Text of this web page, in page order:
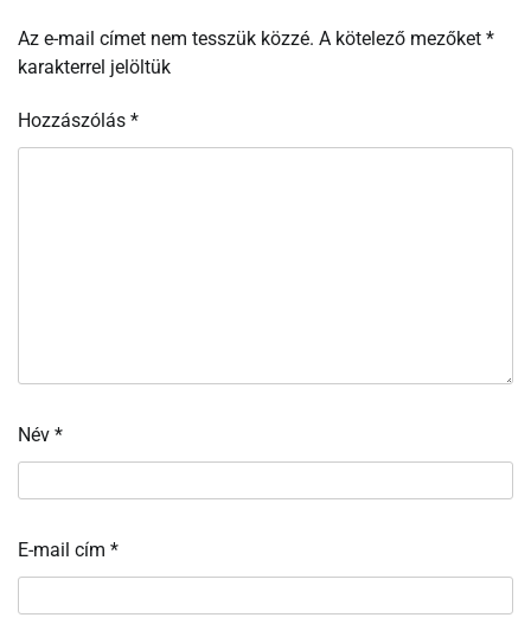
Az e-mail címet nem tesszük közzé. A kötelező mezőket *
karakterrel jelöltük
Hozzászólás *
Név *
E-mail cím *